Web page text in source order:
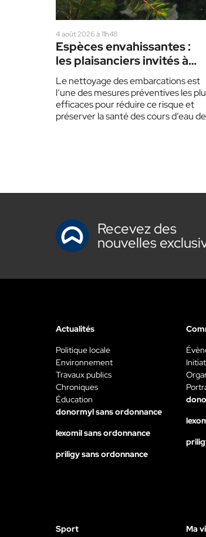
4 août 2026 à 11h48
Espèces envahissantes :
les plaisanciers invités à
redoubler de prudence cet
été
Le nettoyage des embarcations est
l’une des mesures préventives les
efficaces pour réduire ce risque et
préserver la santé des cours d’eau
Recevez des
nouvelles
Actualités
Politique locale
Environnement
Travaux publics
Chroniques
Éducation
donormyl sans ordonnance
lexomil sans ordonnance
priligy sans ordonnance
Sport Ma